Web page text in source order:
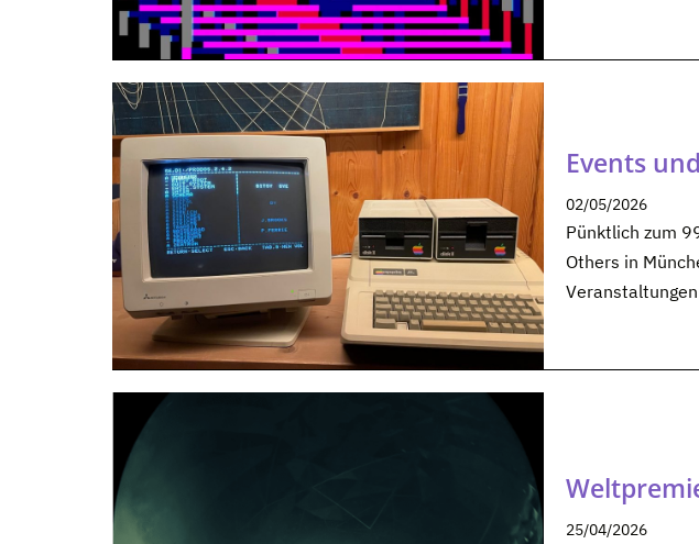
Events
02/05/2026
Pünktlich zum
Others in
25/04/2026